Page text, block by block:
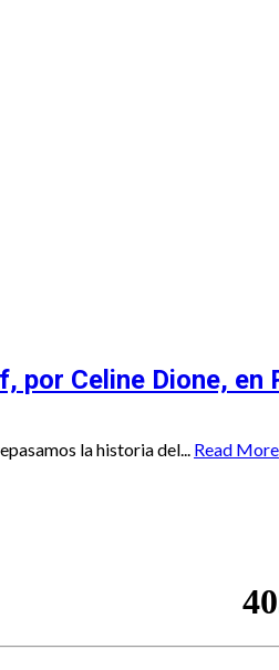
por Celine Dione, en
la historia del...
Read More